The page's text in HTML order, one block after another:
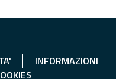
INFORMAZIONI